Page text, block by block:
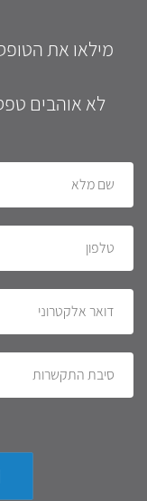
מילאו את
לא אוהבים טפסים?